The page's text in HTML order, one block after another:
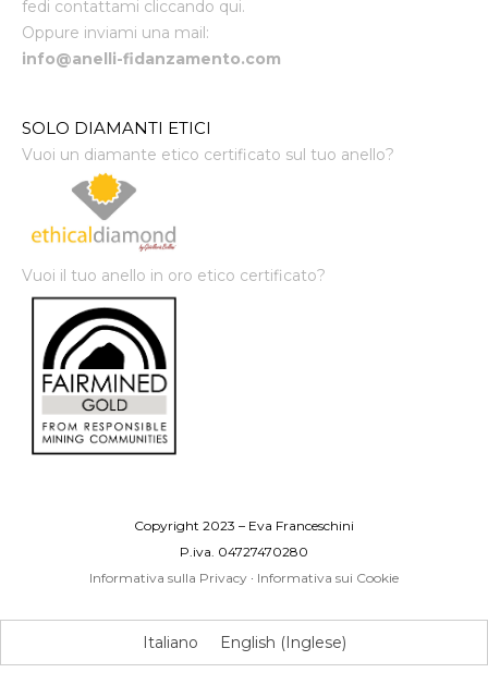
fedi contattami cliccando qui.
Oppure inviami una mail:
info@anelli-fidanzamento.com
SOLO DIAMANTI ETICI
Vuoi un diamante etico certificato sul tuo anello?
Vuoi il tuo anello in oro etico certificato?
Copyright 2023 – Eva Franceschini
P.iva. 04727470280
Informativa sulla Privacy · Informativa sui Cookie
Italiano English (Inglese)